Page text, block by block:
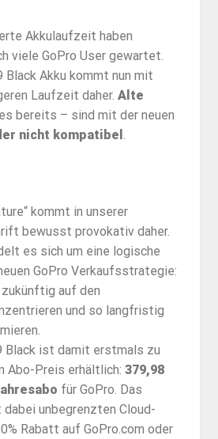
Akkulaufzeit haben
viele GoPro User gewartet.
Black Akku kommt nun mit
Laufzeit daher. Alte
bereits – sind mit der neuen
nicht kompatibel .
kommt in unserer
bewusst provokativ daher.
es sich um eine logische
GoPro Verkaufsstrategie:
auf den
und so langfristig
Black ist damit erstmals zu
Abo-Preis erhältlich: 379,98
für GoPro. Das
unbegrenzten Cloud-
Rabatt auf GoPro.com oder